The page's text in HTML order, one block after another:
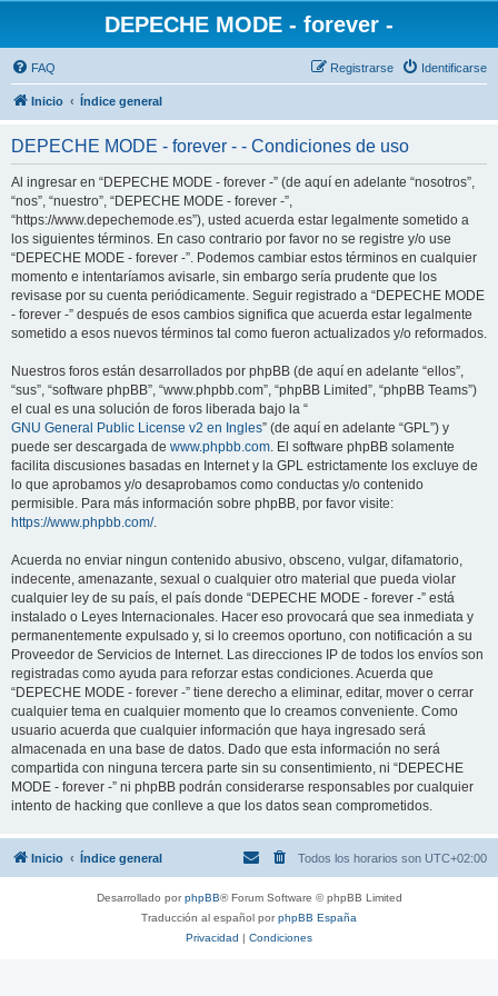
DEPECHE MODE - forever -
FAQ Identificarse
Registrarse
Inicio Índice general
DEPECHE MODE - forever - - Condiciones de uso
Al ingresar en “DEPECHE MODE - forever -” (de aquí en adelante “nosotros”,
“nos”, “nuestro”, “DEPECHE MODE - forever -”,
“https://www.depechemode.es”), usted acuerda estar legalmente sometido a
los siguientes términos. En caso contrario por favor no se registre y/o use
“DEPECHE MODE - forever -”. Podemos cambiar estos términos en cualquier
momento e intentaríamos avisarle, sin embargo sería prudente que los
revisase por su cuenta periódicamente. Seguir registrado a “DEPECHE MODE
- forever -” después de esos cambios significa que acuerda estar legalmente
sometido a esos nuevos términos tal como fueron actualizados y/o reformados.
Nuestros foros están desarrollados por phpBB (de aquí en adelante “ellos”,
“sus”, “software phpBB”, “www.phpbb.com”, “phpBB Limited”, “phpBB Teams”)
el cual es una solución de foros liberada bajo la “
GNU General Public License v2 en Ingles” (de aquí en adelante “GPL”) y
puede ser descargada de www.phpbb.com. El software phpBB solamente
facilita discusiones basadas en Internet y la GPL estrictamente los excluye de
lo que aprobamos y/o desaprobamos como conductas y/o contenido
permisible. Para más información sobre phpBB, por favor visite:
https://www.phpbb.com/.
Acuerda no enviar ningun contenido abusivo, obsceno, vulgar, difamatorio,
indecente, amenazante, sexual o cualquier otro material que pueda violar
cualquier ley de su país, el país donde “DEPECHE MODE - forever -” está
instalado o Leyes Internacionales. Hacer eso provocará que sea inmediata y
permanentemente expulsado y, si lo creemos oportuno, con notificación a su
Proveedor de Servicios de Internet. Las direcciones IP de todos los envíos son
registradas como ayuda para reforzar estas condiciones. Acuerda que
“DEPECHE MODE - forever -” tiene derecho a eliminar, editar, mover o cerrar
cualquier tema en cualquier momento que lo creamos conveniente. Como
usuario acuerda que cualquier información que haya ingresado será
almacenada en una base de datos. Dado que esta información no será
compartida con ninguna tercera parte sin su consentimiento, ni “DEPECHE
MODE - forever -” ni phpBB podrán considerarse responsables por cualquier
intento de hacking que conlleve a que los datos sean comprometidos.
Inicio Índice general Todos los horarios son UTC+02:00
Desarrollado porphpBB® Forum Software © phpBB Limited
Traducción al español porphpBB España
Privacidad | Condiciones